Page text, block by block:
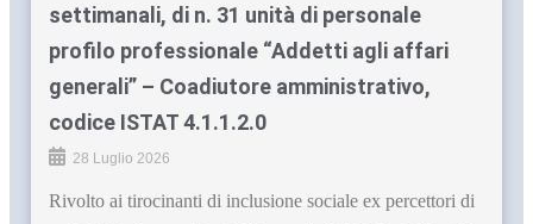
settimanali, di n. 31 unità di personale
profilo professionale “Addetti agli affari
generali” – Coadiutore amministrativo,
codice ISTAT 4.1.1.2.0
28 Luglio 2026
Rivolto ai tirocinanti di inclusione sociale ex percettori di